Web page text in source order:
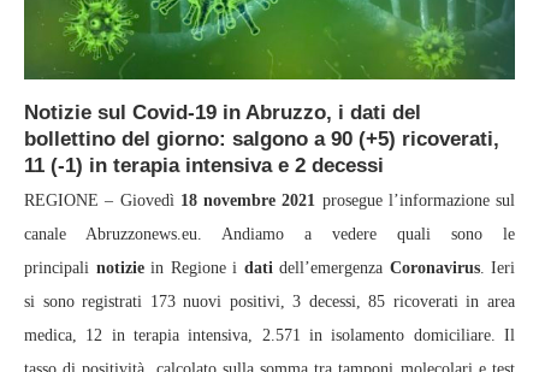
Notizie sul Covid-19 in Abruzzo, i dati del
bollettino del giorno: salgono a 90 (+5) ricoverati,
11 (-1) in terapia intensiva e 2 decessi
REGIONE – Giovedì 18 novembre 2021 prosegue l’informazione sul
canale Abruzzonews.eu. Andiamo a vedere quali sono le
principali notiziein Regione i dati dell’emergenza Coronavirus. Ieri
si sono registrati 173 nuovi positivi, 3 decessi, 85 ricoverati in area
medica, 12 in terapia intensiva, 2.571 in isolamento domiciliare. Il